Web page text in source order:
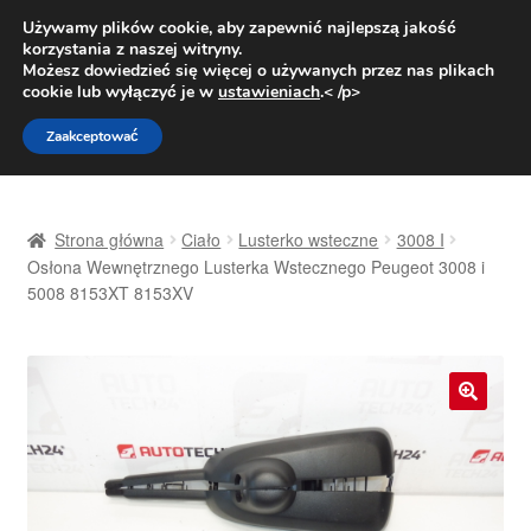
DOSTAWA od 31 zł
Pn.-pt. 9:00-16:00800 003 167
Przejdź
do
nawigacji
Przejdź
do
treści
Dostawa
Moje konto
Strona główna Ciało Lusterko wsteczne
3008 I
Osłona Wewnętrznego Lusterka Wstecznego Peugeot 3008 i
5008 8153XT 8153XV
Używamy plików cookie, aby zapewnić najlepszą jakość
korzystania z naszej witryny.
Możesz dowiedzieć się więcej o używanych przez nas plikach
cookie lub wyłączyć je w ustawieniach.< /p>
Zaakceptować